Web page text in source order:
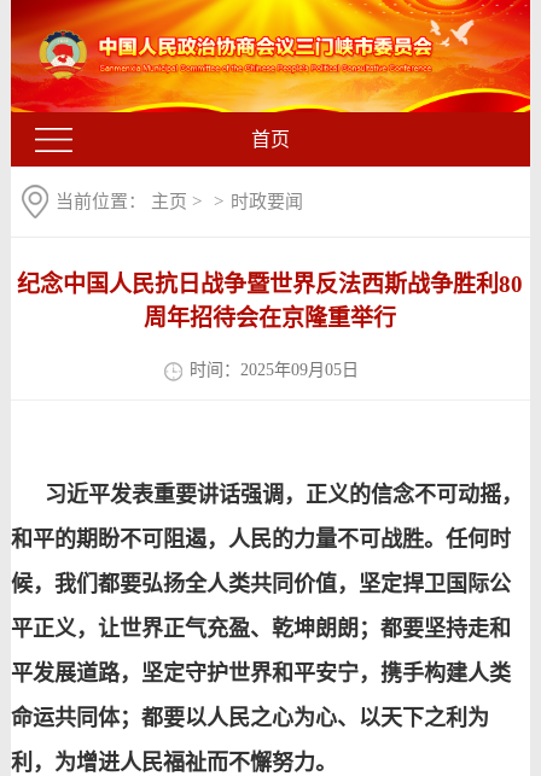
首页
当前位置： 主页 > > 时政要闻
纪念中国人民抗日战争暨世界反法西斯战争胜利80
周年招待会在京隆重举行
时间：2025年09月05日
习近平发表重要讲话强调，正义的信念不可动摇，
和平的期盼不可阻遏，人民的力量不可战胜。任何时
候，我们都要弘扬全人类共同价值，坚定捍卫国际公
平正义，让世界正气充盈、乾坤朗朗；都要坚持走和
平发展道路，坚定守护世界和平安宁，携手构建人类
命运共同体；都要以人民之心为心、以天下之利为
利，为增进人民福祉而不懈努力。